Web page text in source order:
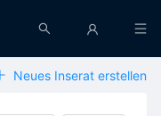
Neues Inserat erstellen